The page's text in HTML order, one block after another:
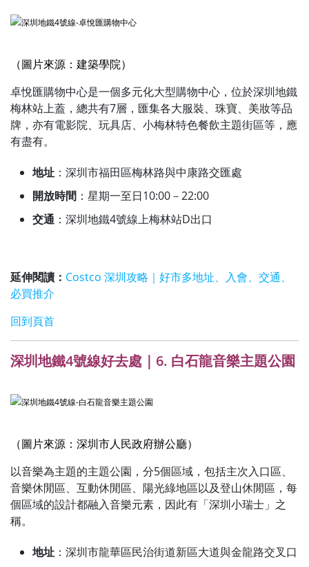
（圖片來源：建築學院）
卓悅匯購物中心是一個多元化大型購物中心，位於深圳地鐵
梅林站上蓋，總共有7層，匯集各大服裝、珠寶、美妝等品
牌，亦有電影院、玩具店、小梅林特色餐飲主題街區等，應
有盡有。
地址 ：深圳市福田區梅林路與中康路交匯處
開放時間 ：星期一至日10:00－22:00
交通 ：深圳地鐵4號線上梅林站D出口
延伸閱讀： Costco 深圳攻略｜好市多地址、入會、交通、
必買推介
回到頁首
深圳地鐵4號線好去處｜6. 白石龍音樂主題公園
（圖片來源：深圳市人民政府辦公廳）
以音樂為主題的主題公園，分5個區域，包括主次入口區、
音樂休閒區、互動休閒區、陽光綠地區以及登山休閒區，每
個區域的設計都融入音樂元素，因此有「深圳小瑞士」之
稱。
地址 ：深圳市龍華區民治街道新區大道與金龍路交叉口